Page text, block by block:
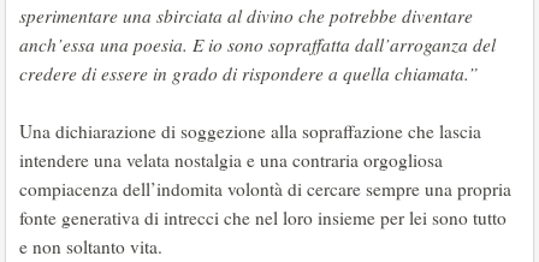
sperimentare una sbirciata al divino che potrebbe diventare
anch’essa una poesia. E io sono sopraffatta dall’arroganza del
credere di essere in grado di rispondere a quella chiamata.”
Una dichiarazione di soggezione alla sopraffazione che lascia
intendere una velata nostalgia e una contraria orgogliosa
compiacenza dell’indomita volontà di cercare sempre una propria
fonte generativa di intrecci che nel loro insieme per lei sono tutto
e non soltanto vita.